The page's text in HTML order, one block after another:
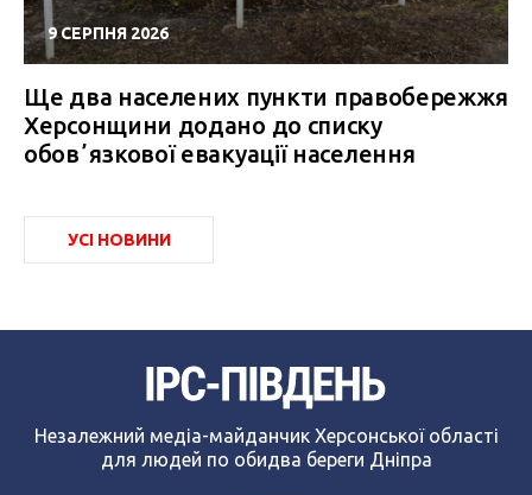
9 СЕРПНЯ 2026
Ще два населених пункти правобережжя
Херсонщини додано до списку
обовʼязкової евакуації населення
УСІ НОВИНИ
Незалежний медіа-майданчик Херсонської області
для людей по обидва береги Дніпра